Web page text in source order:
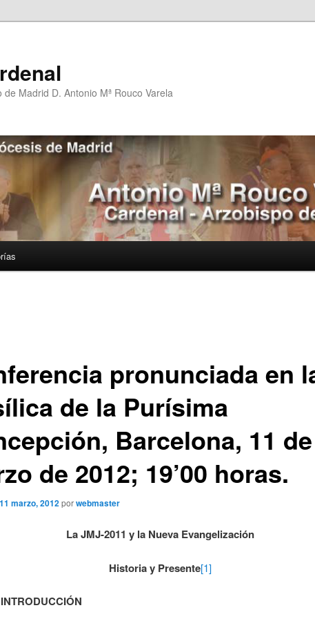
Madrid D. Antonio Mª Rouco Varela
pronunciada en
de la Purísima
Barcelona, 11 de
de 2012; 19’00 horas.
11 marzo, 2012porwebmaster
La JMJ-2011 y la Nueva Evangelización
Historia y Presente[1]
INTRODUCCIÓN